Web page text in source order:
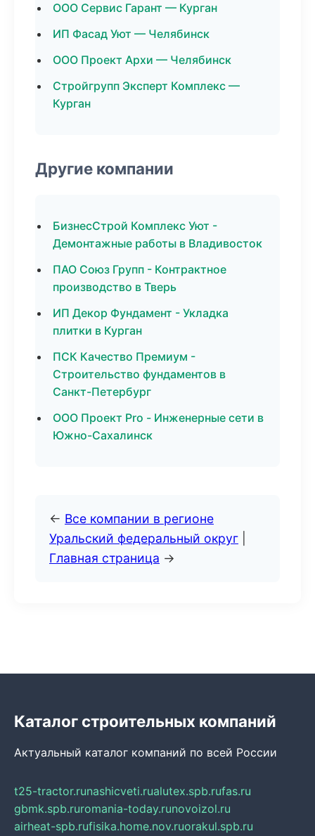
ООО Сервис Гарант — Курган
ИП Фасад Уют — Челябинск
ООО Проект Архи — Челябинск
Стройгрупп Эксперт Комплекс —
Курган
Другие компании
БизнесСтрой Комплекс Уют -
Демонтажные работы в Владивосток
ПАО Союз Групп - Контрактное
производство в Тверь
ИП Декор Фундамент - Укладка
плитки в Курган
ПСК Качество Премиум -
Строительство фундаментов в
Санкт-Петербург
ООО Проект Pro - Инженерные сети в
Южно-Сахалинск
← Все компании в регионе
Уральский федеральный округ
Главная страница →
Каталог строительных компаний
Актуальный каталог компаний по всей России
t25-tractor.runashicveti.rualutex.spb.rufas.ru
gbmk.spb.ruromania-today.runovoizol.ru
airheat-spb.rufisika.home.nov.ruorakul.spb.ru